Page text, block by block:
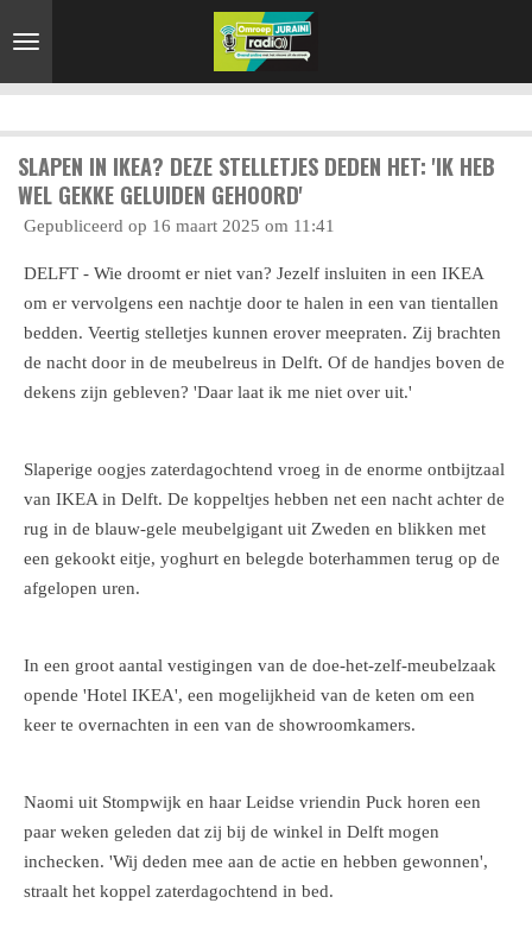
direct
naar
SLAPEN IN IKEA? DEZE STELLETJES DEDEN HET: 'IK HEB
WEL GEKKE GELUIDEN GEHOORD'
Gepubliceerd op 16 maart 2025 om 11:41
DELFT - Wie droomt er niet van? Jezelf insluiten in een IKEA
om er vervolgens een nachtje door te halen in een van tientallen
bedden. Veertig stelletjes kunnen erover meepraten. Zij brachten
de nacht door in de meubelreus in Delft. Of de handjes boven de
dekens zijn gebleven? 'Daar laat ik me niet over uit.'
Slaperige oogjes zaterdagochtend vroeg in de enorme ontbijtzaal
van IKEA in Delft. De koppeltjes hebben net een nacht achter de
rug in de blauw-gele meubelgigant uit Zweden en blikken met
een gekookt eitje, yoghurt en belegde boterhammen terug op de
afgelopen uren.
In een groot aantal vestigingen van de doe-het-zelf-meubelzaak
opende 'Hotel IKEA', een mogelijkheid van de keten om een
keer te overnachten in een van de showroomkamers.
Naomi uit Stompwijk en haar Leidse vriendin Puck horen een
paar weken geleden dat zij bij de winkel in Delft mogen
inchecken. 'Wij deden mee aan de actie en hebben gewonnen',
straalt het koppel zaterdagochtend in bed.